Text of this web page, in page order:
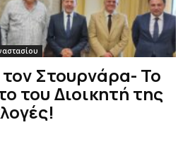
Στουρνάρα- Το
του Διοικητή της